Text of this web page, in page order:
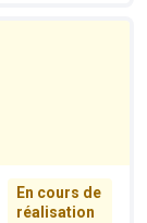
En cours de
réalisation